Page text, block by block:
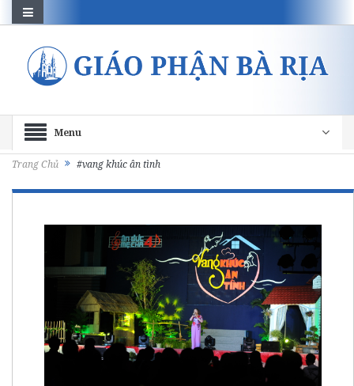
Menu
Trang Chủ #vang khúc ân tình